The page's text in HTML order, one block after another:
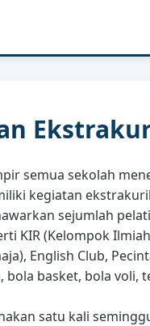
semua sekolah
kegiatan
sejumlah
KIR (Kelompok
English Club,
bola basket, bola voli,
satu kali